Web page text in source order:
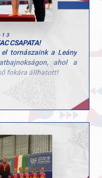
CSAPATA!
tornászaink a Leány
ahol a
fokára állhatott!
a szép teljesítményhez
Köszönjük edzőink